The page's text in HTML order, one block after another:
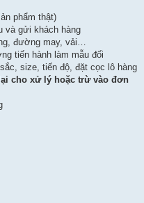
phẩm thật)
và gửi khách hàng
đường may, vải…
tiến hành làm mẫu đối
size, tiến độ, đặt cọc lô hàng
cho xử lý hoặc trừ vào đơn